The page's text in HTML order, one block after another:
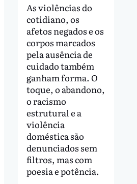
As violências do
cotidiano, os
afetos negados e os
corpos marcados
pela ausência de
cuidado também
ganham forma. O
toque, o abandono,
o racismo
estrutural e a
violência
doméstica são
denunciados sem
filtros, mas com
poesia e potência.